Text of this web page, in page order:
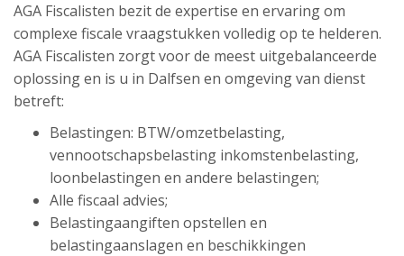
AGA Fiscalisten bezit de expertise en ervaring om
complexe fiscale vraagstukken volledig op te helderen.
AGA Fiscalisten zorgt voor de meest uitgebalanceerde
oplossing en is u in Dalfsen en omgeving van dienst
betreft:
Belastingen: BTW/omzetbelasting,
vennootschapsbelasting inkomstenbelasting,
loonbelastingen en andere belastingen;
Alle fiscaal advies;
Belastingaangiften opstellen en
belastingaanslagen en beschikkingen